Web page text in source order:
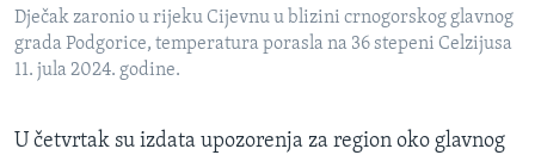
Dječak zaronio u rijeku Cijevnu u blizini crnogorskog glavnog
grada Podgorice, temperatura porasla na 36 stepeni Celzijusa
11. jula 2024. godine.
U četvrtak su izdata upozorenja za region oko glavnog